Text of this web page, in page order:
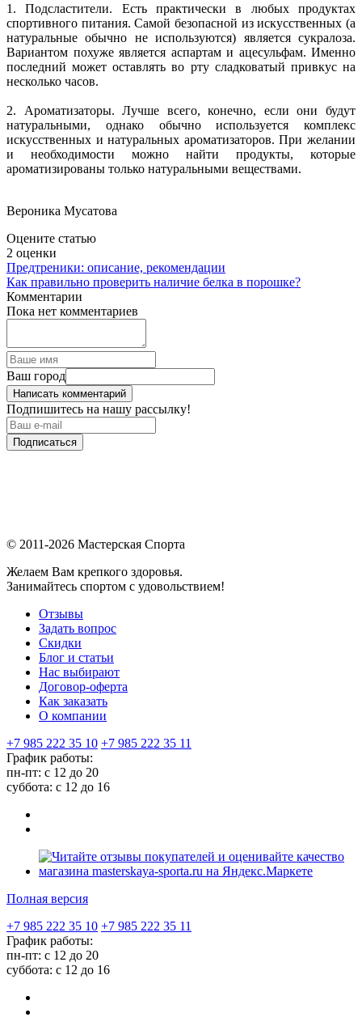
1. Подсластители. Есть практически в любых продуктах
спортивного питания. Самой безопасной из искусственных (а
натуральные обычно не используются) является сукралоза.
Вариантом похуже является аспартам и ацесульфам. Именно
последний может оставлять во рту сладковатый привкус на
несколько часов.
2. Ароматизаторы. Лучше всего, конечно, если они будут
натуральными, однако обычно используется комплекс
искусственных и натуральных ароматизаторов. При желании
и необходимости можно найти продукты, которые
ароматизированы только натуральными веществами.
Вероника Мусатова
Оцените статью
2 оценки
Предтреники: описание, рекомендации
Как правильно проверить наличие белка в порошке?
Комментарии
Пока нет комментариев
Ваш город
Написать комментарий
Подпишитесь на нашу рассылку!
Подписаться
© 2011-2026 Мастерская Спорта
Желаем Вам крепкого здоровья.
Занимайтесь спортом с удовольствием!
Отзывы
Задать вопрос
Скидки
Блог и статьи
Нас выбирают
Договор-оферта
Как заказать
О компании
+7 985 222 35 10 +7 985 222 35 11
График работы:
пн-пт: с 12 до 20
суббота: c 12 до 16
Полная версия
+7 985 222 35 10 +7 985 222 35 11
График работы:
пн-пт: с 12 до 20
суббота: c 12 до 16